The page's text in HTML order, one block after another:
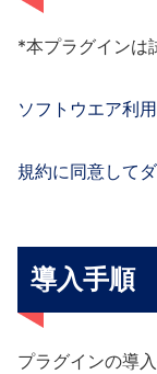
*本プラグインは
ソフトウエア利
規約に同意して
導入手順
プラグインの導